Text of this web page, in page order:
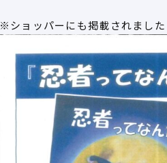
※ショッパーにも掲載されました